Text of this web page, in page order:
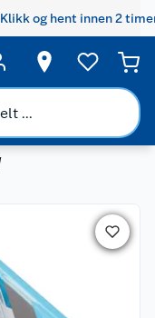
Klikk og hent innen 2